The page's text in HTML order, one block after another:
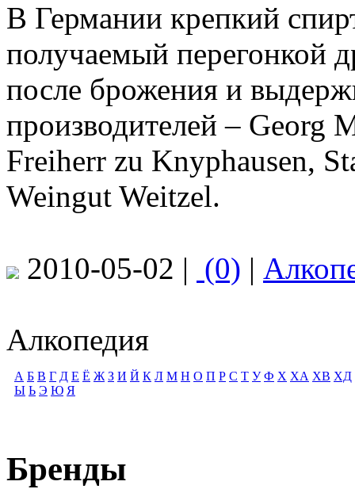
В Германии крепкий
получаемый перегонкой
после брожения и
производителей – Georg
Freiherr zu Knyphausen,
Weingut Weitzel.
2010-05-02 | (0) |
Алкопедия
А Б В Г Д Е Ё Ж З И Й К Л М Н О П Р С Т У Ф Х ХА ХВ ХД
Ы Ь Э Ю Я
Бренды